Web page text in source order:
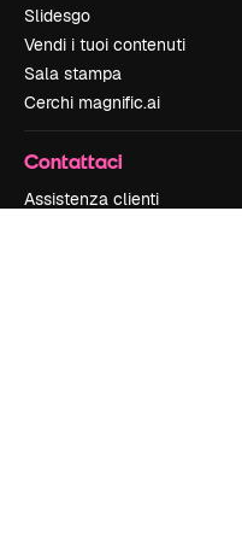
Slidesgo
Vendi i tuoi contenuti
Sala stampa
Cerchi magnific.ai
Contattaci
Assistenza clienti